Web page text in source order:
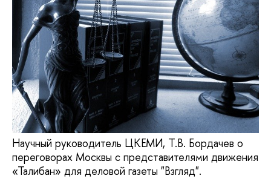
Научный руководитель ЦКЕМИ, Т.В. Бордачев о
переговорах Москвы с представителями движения
«Талибан» для деловой газеты "Взгляд".